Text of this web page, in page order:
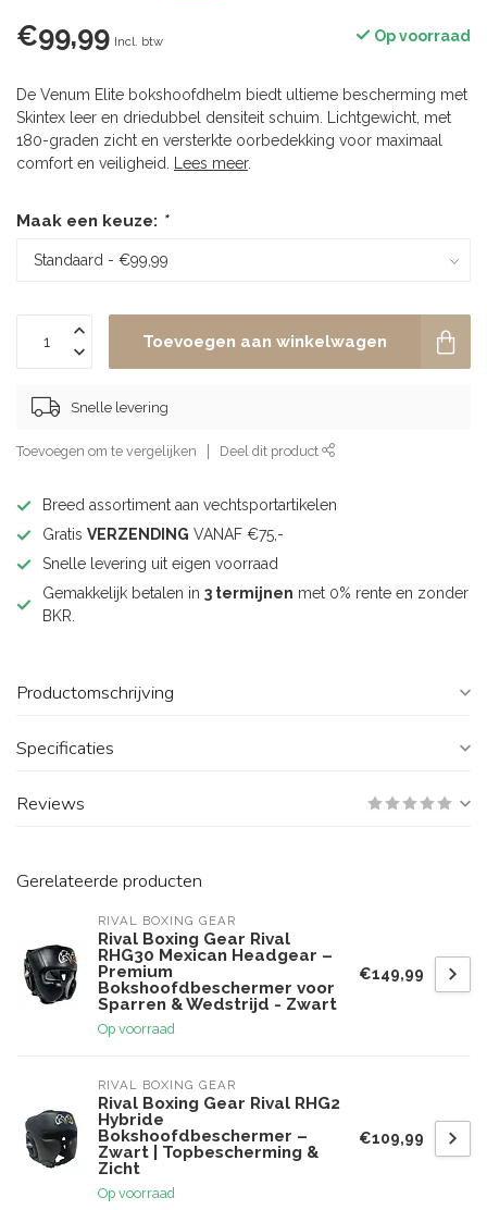
€99,99 Incl. btw Op voorraad
De Venum Elite bokshoofdhelm biedt ultieme bescherming met
Skintex leer en driedubbel densiteit schuim. Lichtgewicht, met
180-graden zicht en versterkte oorbedekking voor maximaal
comfort en veiligheid.
Lees meer.
Maak een keuze: *
Toevoegen aan winkelwagen
Snelle levering
Toevoegen om te vergelijken Deel dit product
Breed assortiment aan vechtsportartikelen
Gratis VERZENDING VANAF €75,-
Snelle levering uit eigen voorraad
Gemakkelijk betalen in 3 termijnen met 0% rente en zonder
BKR.
Productomschrijving
Specificaties
Reviews
Gerelateerde producten
RIVAL BOXING GEAR
Rival Boxing Gear Rival
RHG30 Mexican Headgear –
Premium
Bokshoofdbeschermer voor
Sparren & Wedstrijd - Zwart
Op voorraad
€149,99
RIVAL BOXING GEAR
Rival Boxing Gear Rival RHG2
Hybride
Bokshoofdbeschermer –
Zwart | Topbescherming &
Zicht
Op voorraad
€109,99